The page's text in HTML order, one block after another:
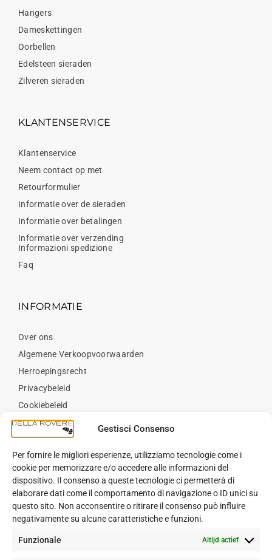
Gestisci Consenso
Per fornire le migliori esperienze, utilizziamo tecnologie come i
cookie per memorizzare e/o accedere alle informazioni del
dispositivo. Il consenso a queste tecnologie ci permetterà di
elaborare dati come il comportamento di navigazione o ID unici su
questo sito. Non acconsentire o ritirare il consenso può influire
negativamente su alcune caratteristiche e funzioni.
Funzionale Altijd actief
Hangers
Dameskettingen
Oorbellen
Edelsteen sieraden
Zilveren sieraden
KLANTENSERVICE
Klantenservice
Neem contact op met
Retourformulier
Informatie over de sieraden
Informatie over betalingen
Informatie over verzending
Informazioni spedizione
Faq
INFORMATIE
Over ons
Algemene Verkoopvoorwaarden
Herroepingsrecht
Privacybeleid
Cookiebeleid
Neem contact op met
BLOG
Blog